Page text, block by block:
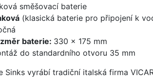
směšovací baterie
(klasická baterie pro připojení k
baterie: 330 x 175 mm
do standardního otvoru 35 mm
Sinks vyrábí tradiční italská firma